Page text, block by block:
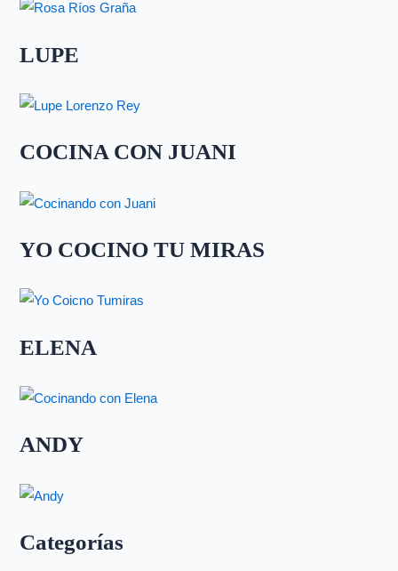
LUPE
COCINA CON JUANI
YO COCINO TU MIRAS
ELENA
ANDY
Categorías